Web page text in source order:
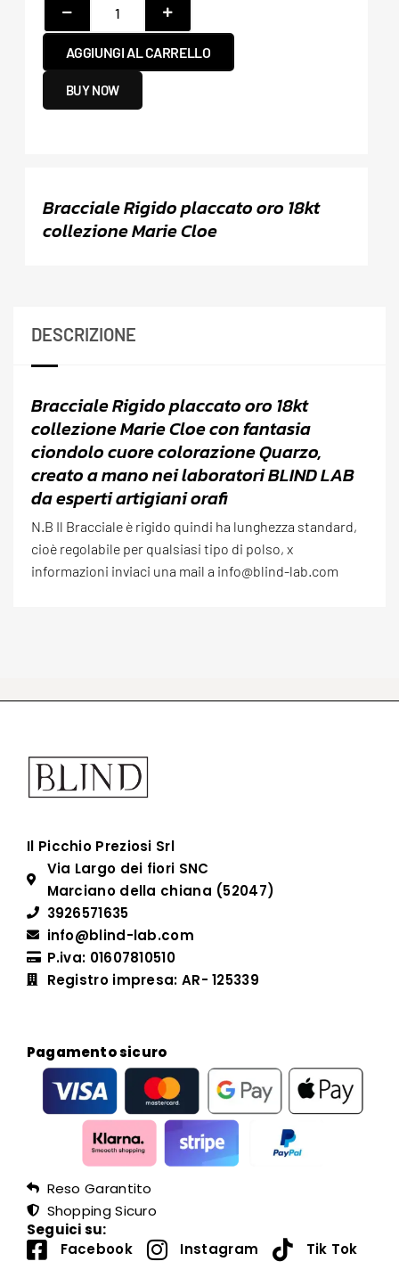
BUY NOW
AGGIUNGI AL CARRELLO
Bracciale Rigido placcato oro 18kt
collezione Marie Cloe
DESCRIZIONE
Bracciale Rigido placcato oro 18kt
collezione Marie Cloe con fantasia
ciondolo cuore colorazione Quarzo,
creato a mano nei laboratori BLIND LAB
da esperti artigiani orafi
N.B Il Bracciale è rigido quindi ha lunghezza standard,
cioè regolabile per qualsiasi tipo di polso, x
informazioni inviaci una mail a info@blind-lab.com
Il Picchio Preziosi Srl
Via Largo dei fiori SNC
Marciano della chiana (52047)
3926571635
info@blind-lab.com
P.iva: 01607810510
Registro impresa: AR- 125339
Pagamento sicuro
Reso Garantito
Shopping Sicuro
Seguici su:
Facebook
Instagram Tik Tok